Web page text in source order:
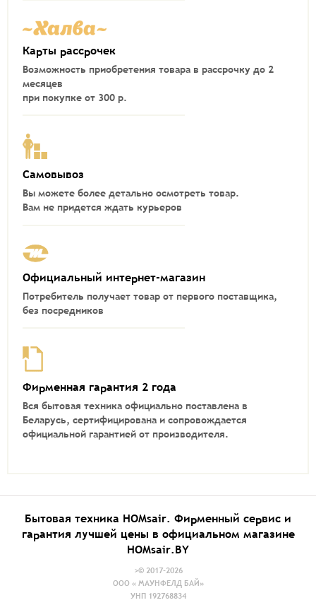
Карты рассрочек
Возможность приобретения товара в рассрочку до 2
месяцев
при покупке от 300 р.
Самовывоз
Вы можете более детально осмотреть товар.
Вам не придется ждать курьеров
Официальный интернет-магазин
Потребитель получает товар от первого поставщика,
без посредников
Фирменная гарантия 2 года
Вся бытовая техника официально поставлена в
Беларусь, сертифицирована и сопровождается
официальной гарантией от производителя.
Бытовая техника HOMsair. Фирменный сервис и
гарантия лучшей цены в официальном магазине
HOMsair.BY
>© 2017-2026
ООО « МАУНФЕЛД БАЙ»
УНП 192768834